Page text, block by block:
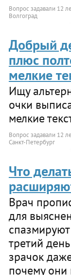
Вопрос задавали 12
Волгоград
Добрый
плюс
мелкие
Ищу
очки
мелкие
Вопрос задавали 12
Санкт-Петербург
Что
Врач
для
третий
зрачок
почему они